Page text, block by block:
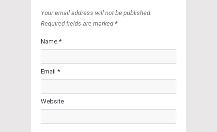
Your email address will not be published.
Required fields are marked *
Name *
Email *
Website